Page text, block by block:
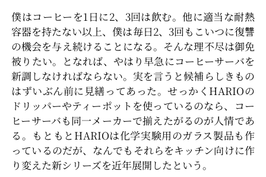
僕はコーヒーを1日に2、3回は飲む。他に適当な耐熱
容器を持たない以上、僕は毎日2、3回もこいつに復讐
の機会を与え続けることになる。そんな理不尽は御免
被りたい。となれば、やはり早急にコーヒーサーバを
新調しなければならない。実を言うと候補らしきもの
はずいぶん前に見繕ってあった。せっかくHARIOの
ドリッパーやティーポットを使っているのなら、コー
ヒーサーバも同一メーカーで揃えたがるのが人情であ
る。もともとHARIOは化学実験用のガラス製品も作
っているのだが、なんでもそれらをキッチン向けに作
り変えた新シリーズを近年展開したという。